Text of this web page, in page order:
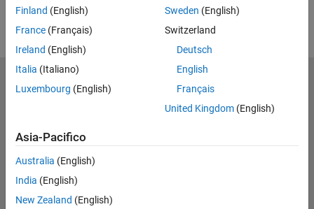
Finland (English)
France (Français)
Ireland (English)
Italia (Italiano)
Luxembourg (English)
Sweden (English)
Switzerland
Deutsch
English
Français
United Kingdom(English)
Asia-Pacifico
Australia (English)
India (English)
New Zealand (English)
MathWorks
Accelerating the pace of engineering and science
Prova o Acquista
Scopri i nostri prodotti